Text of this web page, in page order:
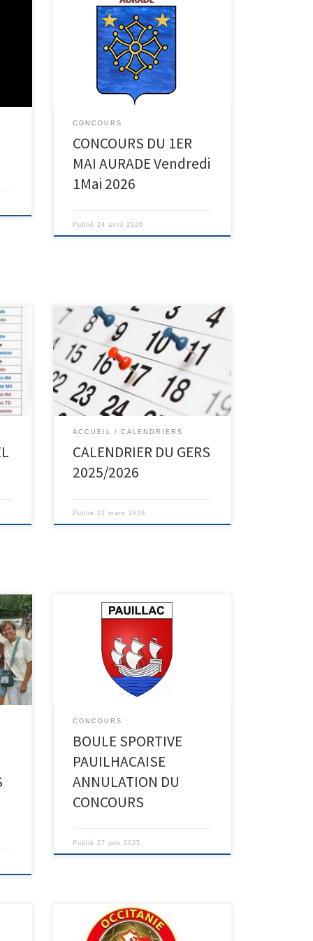
Une liste d’attente est prévue en cas
de désistement- faites vous inscrire au
Tél 07 71 74 03 05
CONCOURS
CONCOURS DU 1ER
MAI AURADE Vendredi
1Mai 2026
Publié 24 avril 2026
ACCUEIL CALENDRIERS
CALENDRIER DU GERS
2025/2026
Publié22 mars 2026
la
son
pour ce concours Sébastien
FOURCADE, Président de l’AS, a
annulé le concours.
CONCOURS
BOULE SPORTIVE
PAUILHACAISE
ANNULATION DU
CONCOURS
Publié 27 juin 2025
Le départemental double a été
organisé par l’association sportive de